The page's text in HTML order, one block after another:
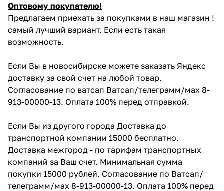
Оптовому покупателю!
Предлагаем приехать за покупками в наш магазин !
самый лучший вариант. Если есть такая
возможность.
Если Вы в новосибирске можете заказать Яндекс
доставку за свой счет на любой товар.
Согласование по ватсап Ватсап/телеграмм/мах 8-
913-00000-13. Оплата 100% перед отправкой.
Если Вы из другого города Доставка до
транспортной компании 15000 бесплатно.
Доставка межгород - по тарифам транспортных
компаний за Ваш счет. Минимальная сумма
покупки 15000 рублей. Согласование по Ватсап/
телеграмм/мах 8-913-00000-13. Оплата 100% перед